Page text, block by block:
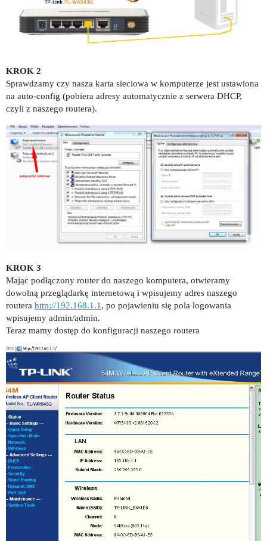
KROK 2
Sprawdzamy czy nasza karta sieciowa w komputerze jest ustawiona
na auto-config (pobiera adresy automatycznie z serwera DHCP,
czyli z naszego routera).
KROK 3
Mając podłączony router do naszego komputera, otwieramy
dowolną przeglądarkę internetową i wpisujemy adres naszego
routera http://192.168.1.1 , po pojawieniu się pola logowania
wpisujemy admin/admin.
Teraz mamy dostęp do konfiguracji naszego routera